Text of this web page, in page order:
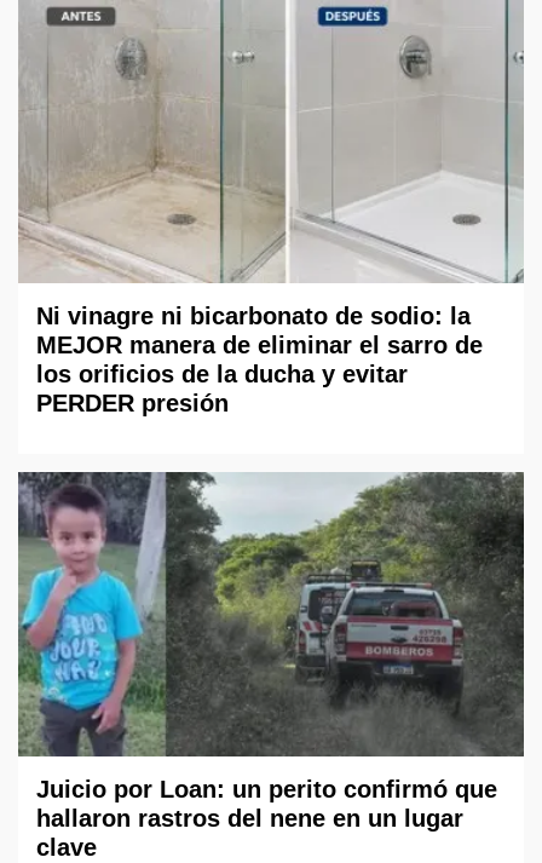
Ni vinagre ni bicarbonato de sodio: la
MEJOR manera de eliminar el sarro de
los orificios de la ducha y evitar
PERDER presión
Juicio por Loan: un perito confirmó que
hallaron rastros del nene en un lugar
clave